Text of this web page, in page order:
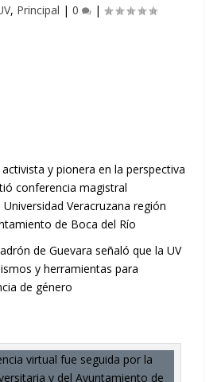
, Principal | 0 |
y pionera en la perspectiva
conferencia magistral
UniversidadVeracruzana región
de Boca del Río
de Guevara señaló que la UV
y herramientas para
de género